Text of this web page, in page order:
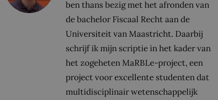
ben thans bezig met het afronden van
de bachelor Fiscaal Recht aan de
Universiteit van Maastricht. Daarbij
schrijf ik mijn scriptie in het kader van
het zogeheten MaRBLe-project, een
project voor excellente studenten dat
multidisciplinair wetenschappelijk